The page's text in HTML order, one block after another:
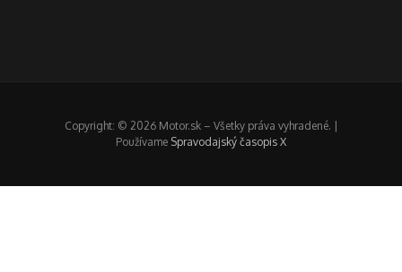
Copyright: © 2026 Motor.sk – Všetky práva vyhradené. |
Používame Spravodajský časopis X